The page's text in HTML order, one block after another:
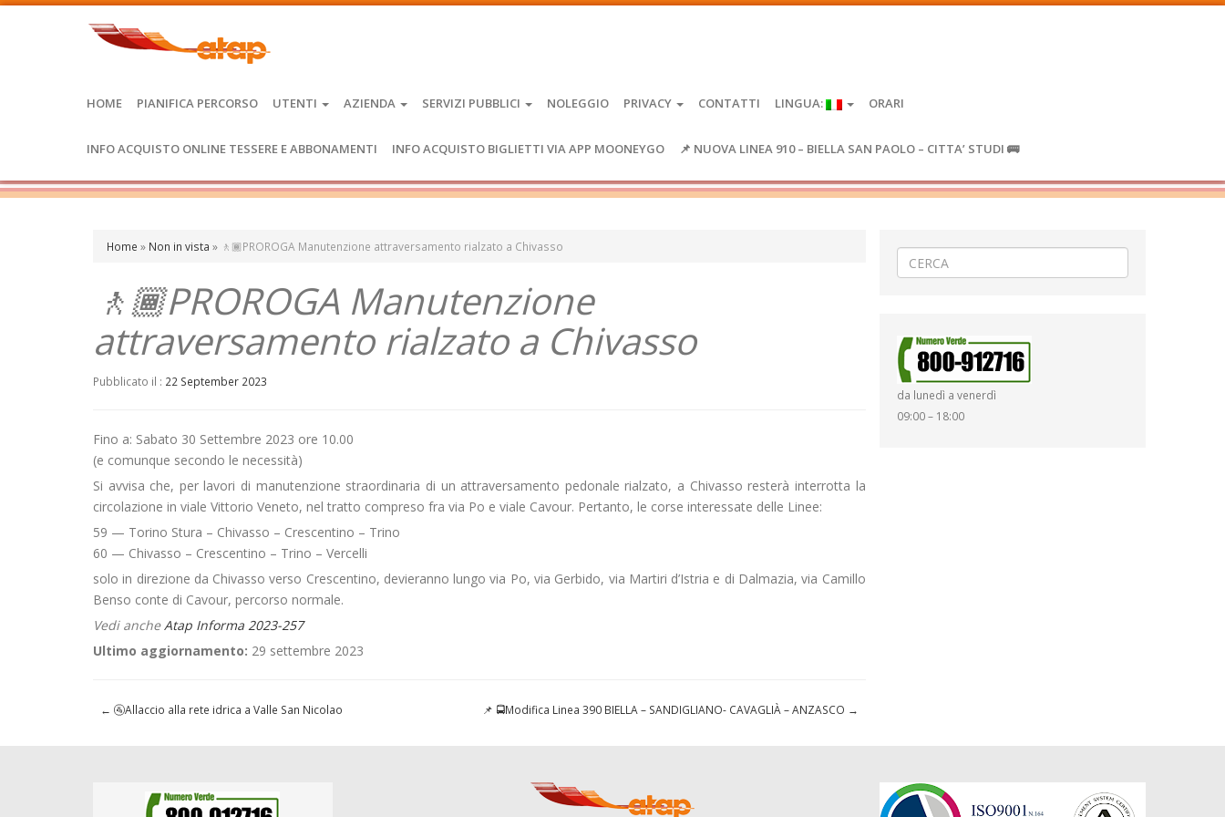
HOME PIANIFICA PERCORSO UTENTI AZIENDA SERVIZI PUBBLICI NOLEGGIO PRIVACY CONTATTI LINGUA: ORARI
INFO ACQUISTO ONLINE TESSERE E ABBONAMENTI INFO ACQUISTO BIGLIETTI VIA APP MOONEYGO 📌 NUOVA LINEA 910 – BIELLA SAN PAOLO – CITTA’ STUDI 🚌
Home » Non in vista » 🚶🏾PROROGA Manutenzione attraversamento rialzato a Chivasso
🚶🏾PROROGA Manutenzione
attraversamento rialzato a Chivasso
Pubblicato il : 22 September 2023
Fino a: Sabato 30 Settembre 2023 ore 10.00
(e comunque secondo le necessità)
Si avvisa che, per lavori di manutenzione straordinaria di un attraversamento pedonale rialzato, a Chivasso resterà interrotta la
circolazione in viale Vittorio Veneto, nel tratto compreso fra via Po e viale Cavour. Pertanto, le corse interessate delle Linee:
59 — Torino Stura – Chivasso – Crescentino – Trino
60 — Chivasso – Crescentino – Trino – Vercelli
solo in direzione da Chivasso verso Crescentino, devieranno lungo via Po, via Gerbido, via Martiri d’Istria e di Dalmazia, via Camillo
Benso conte di Cavour, percorso normale.
Vedi ancheAtap Informa 2023-257
Ultimo aggiornamento: 29 settembre 2023
← 🚰Allaccio alla rete idrica a Valle San Nicolao 📌 🚍Modifica Linea 390 BIELLA – SANDIGLIANO- CAVAGLIÀ – ANZASCO →
da lunedì a venerdì
09:00 – 18:00